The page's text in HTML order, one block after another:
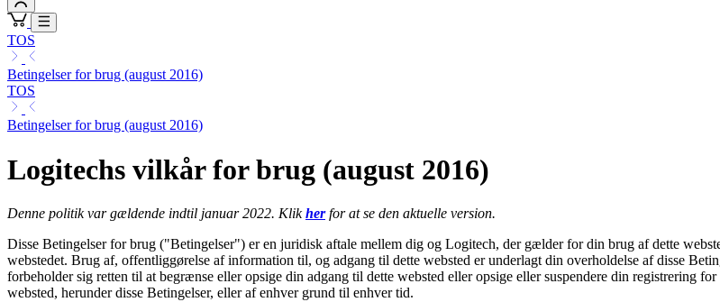
TOS
Betingelser for brug (august 2016)
TOS
Betingelser for brug (august 2016)
Logitechs vilkår for brug (august 2016)
Denne politik var gældende indtil januar 2022. Klikherfor at se den aktuelle version.
Disse Betingelser for brug ("Betingelser") er en juridisk aftale mellem dig og Logitech, der gælder for din brug af dette
webstedet. Brug af, offentliggørelse af information til, og adgang til dette websted er underlagt din overholdelse af disse
forbeholder sig retten til at begrænse eller opsige din adgang til dette websted eller opsige eller suspendere din registrering
websted, herunder disse Betingelser, eller af enhver grund til enhver tid.